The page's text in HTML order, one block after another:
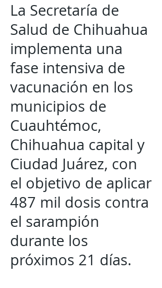
La Secretaría de
Salud de Chihuahua
implementa una
fase intensiva de
vacunación en los
municipios de
Cuauhtémoc,
Chihuahua capital y
Ciudad Juárez, con
el objetivo de aplicar
487 mil dosis contra
el sarampión
durante los
próximos 21 días.